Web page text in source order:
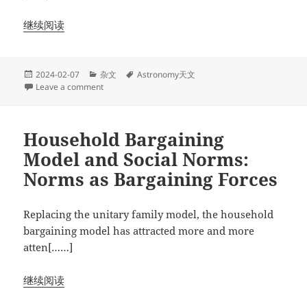
继续阅读
Posted
on
2024-02-07 Categories
杂文 Tags
Astronomy天文
Leave a commenton 自亚里士多德到牛顿，地心说与日心说的发展与争
Household Bargaining
Model and Social Norms:
Norms as Bargaining Forces
Replacing the unitary family model, the household
bargaining model has attracted more and more
atten[……]
继续阅读